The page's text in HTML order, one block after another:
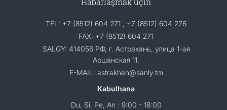
TEL: +7 (8512) 604 271 , +7 (8512) 604 276
FAX: +7 (8512) 604 271
SALGY: 414056 РФ, г. Астрахань, улица 1-ая
Аршанская 11.
E-MAIL: astrakhan@sanly.tm
Kabulhana
Du, Si, Pe, An : 9:00 - 18:00